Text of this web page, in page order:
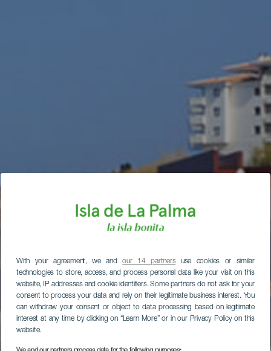
With your agreement, we andour 14 partnersuse cookies or similar
technologies to store, access, and process personal data like your visit on this
website, IP addresses and cookie identifiers. Some partners do not ask for your
consent to process your data and rely on their legitimate business interest. You
can withdraw your consent or object to data processing based on legitimate
interest at any time by clicking on “Learn More” or in our Privacy Policy on this
website.